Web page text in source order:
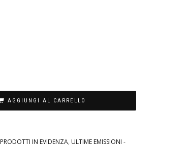
AGGIUNGI AL CARRELLO
PRODOTTI IN EVIDENZA, ULTIME EMISSIONI -